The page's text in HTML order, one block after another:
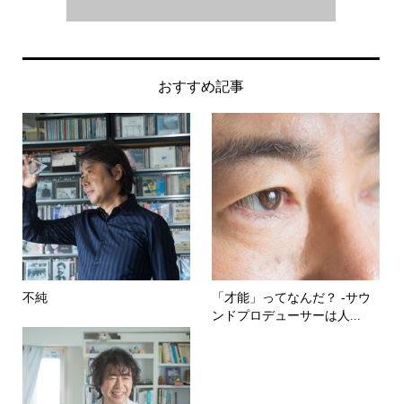
おすすめ記事
不純
「才能」ってなんだ？ -サウ
ンドプロデューサーは人...